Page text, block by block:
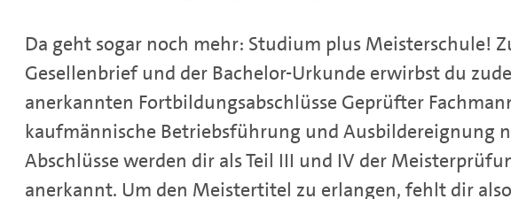
Da geht sogar noch mehr: Studium plus Meisterschule!
Gesellenbrief und der Bachelor-Urkunde erwirbst du
anerkannten Fortbildungsabschlüsse Geprüfter
kaufmännische Betriebsführung und Ausbildereignung
Abschlüsse werden dir als Teil III und IV der
anerkannt. Um den Meistertitel zu erlangen, fehlt dir